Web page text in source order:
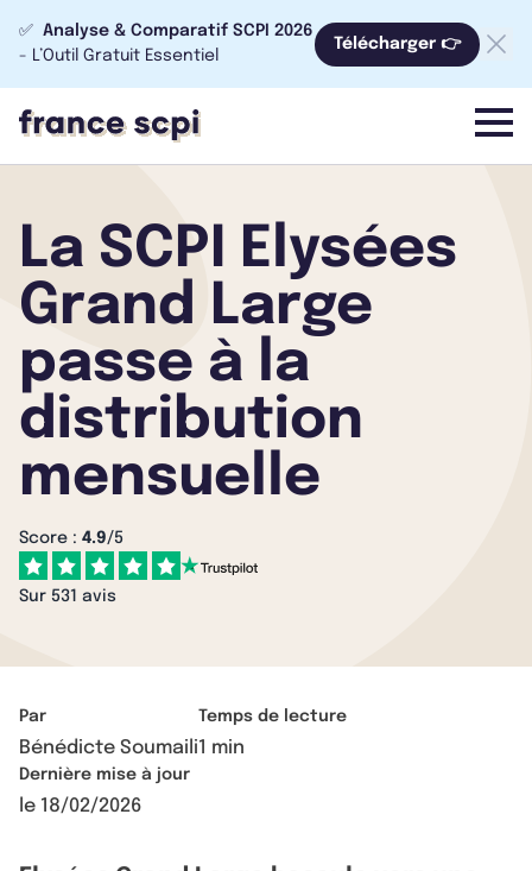
✅ Analyse & Comparatif SCPI 2026
- L’Outil Gratuit Essentiel
Télécharger 👉
menu
La SCPI Elysées
Grand Large
passe à la
distribution
mensuelle
Score : 4.9/5
Sur 531 avis
Par
Bénédicte Soumaili
Temps de lecture
1 min
Dernière mise à jour
le 18/02/2026